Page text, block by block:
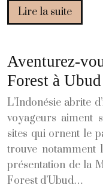
Lire la suite
Aventurez-
Forest à
L’Indonésie abrite
voyageurs aiment
sites qui ornent le
trouve notamment
présentation de la
Forest d’Ubud…